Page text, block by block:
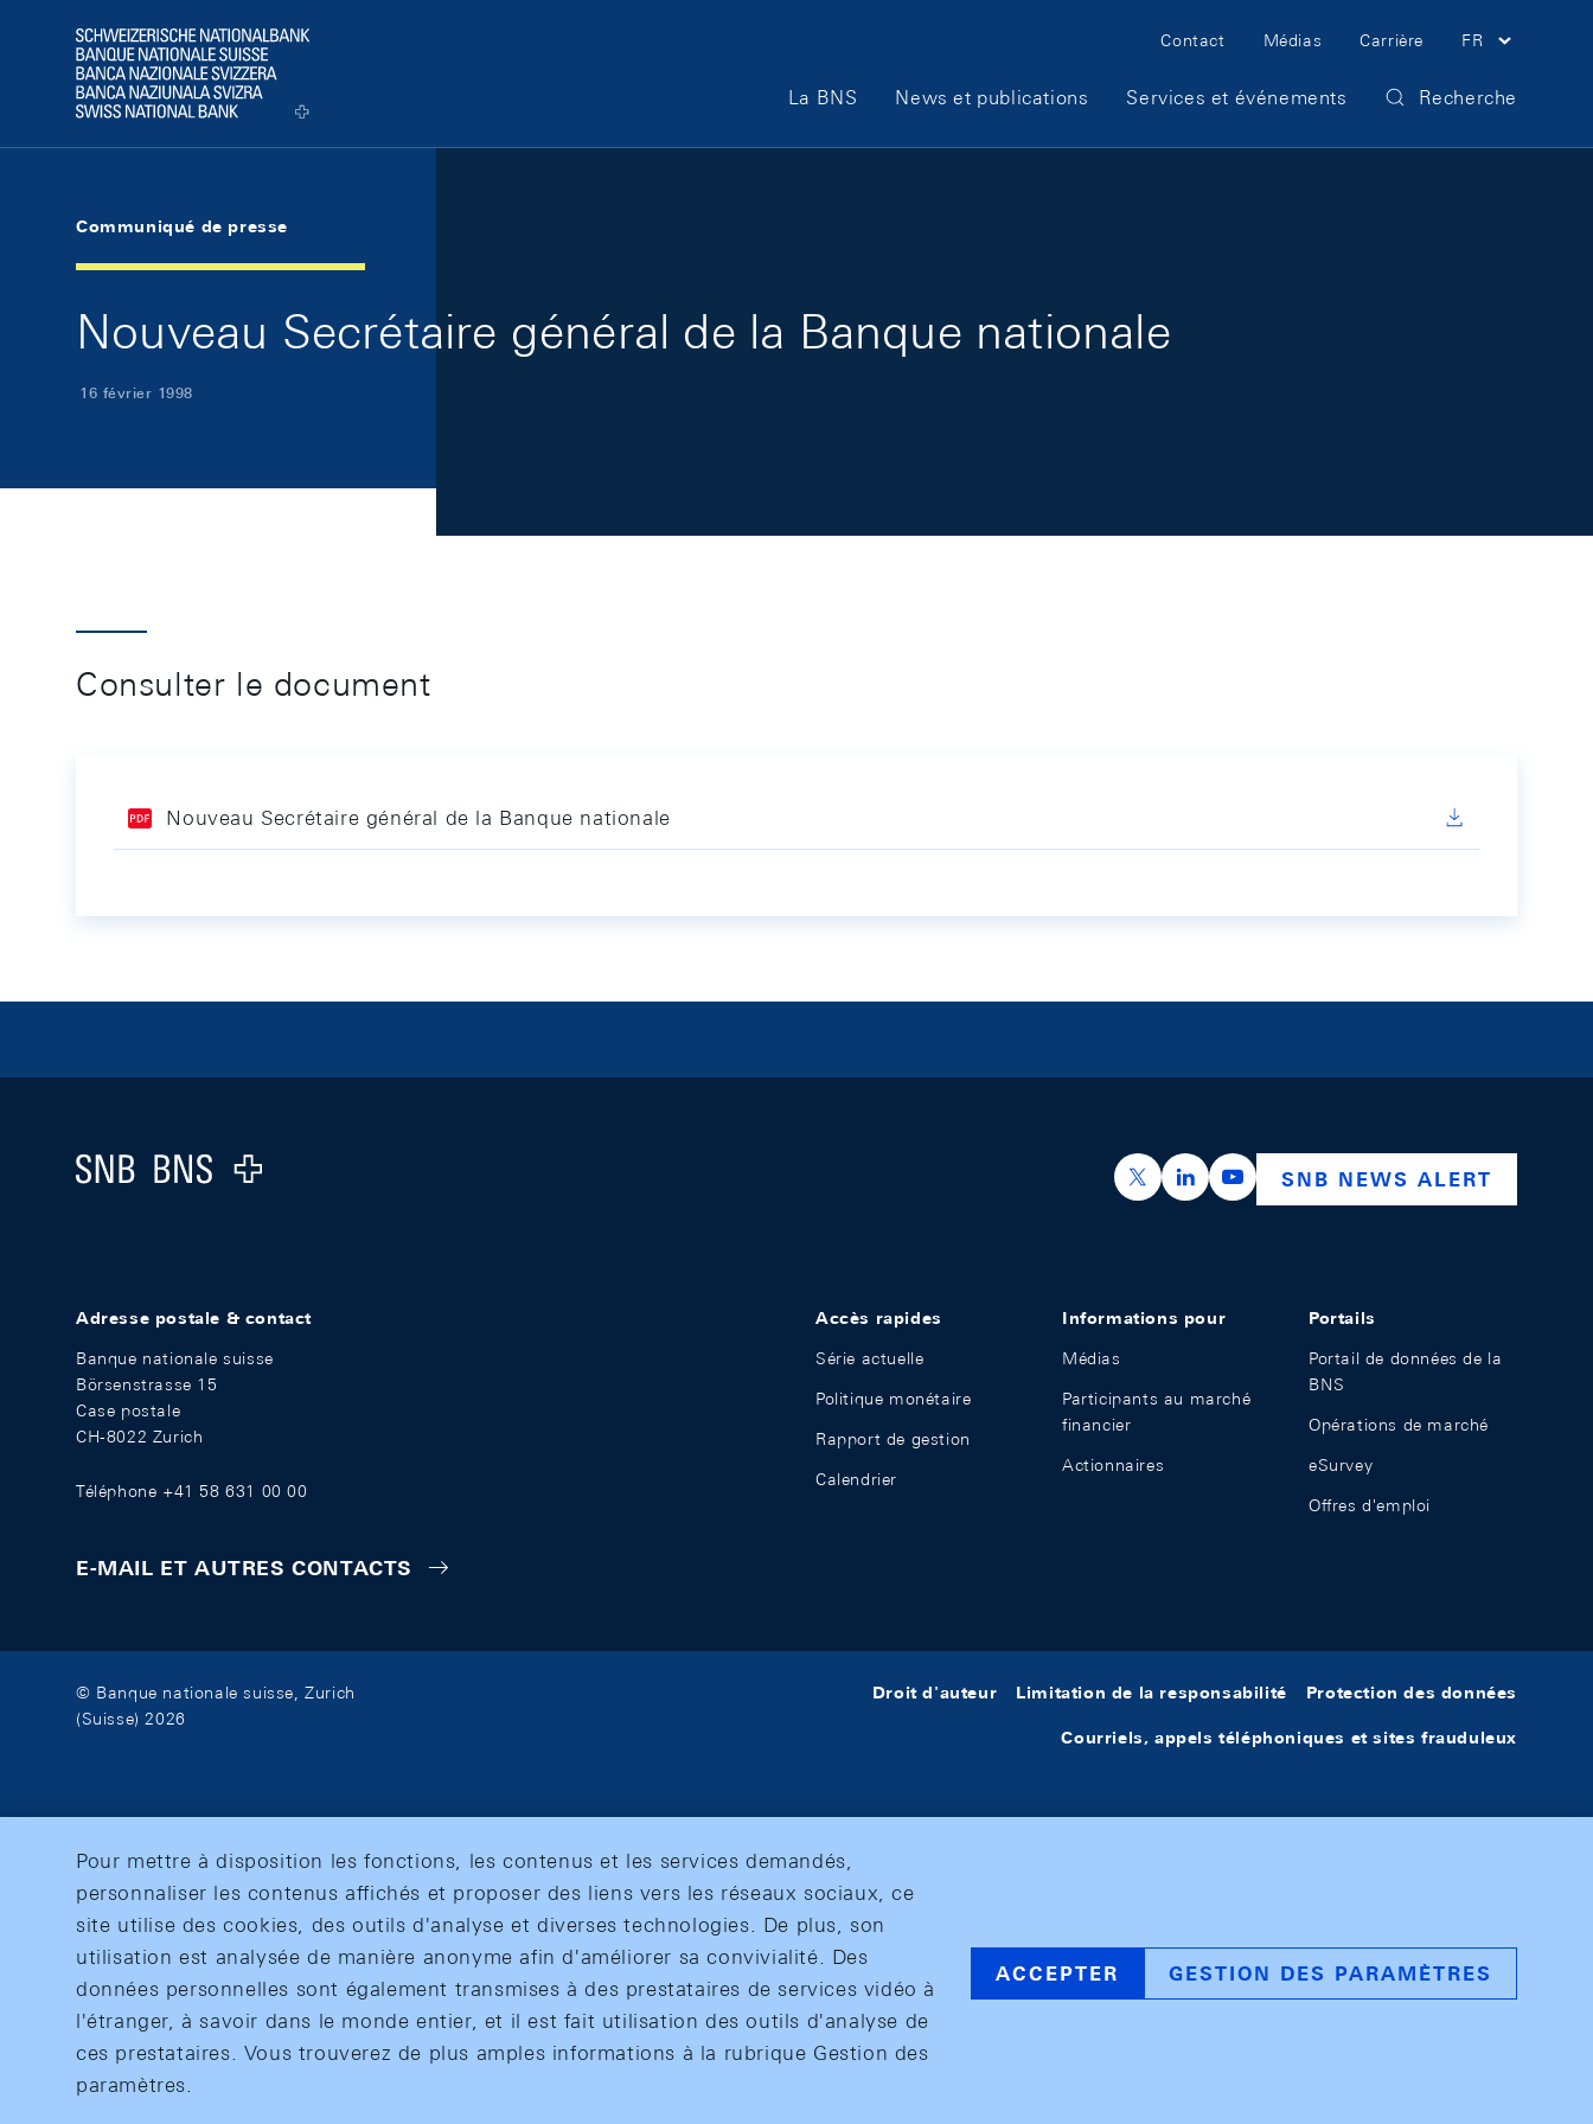
Logo
Meta Navigation
Contact Médias Carrière FR
Main Navigation
La BNS News et publications Services et événements Recherche
Communiqué de presse
Nouveau Secrétaire général de la Banque nationale
16 février 1998
Consulter le document
Nouveau Secrétaire général de la Banque nationale
Logo
https://x.com/snb_bns
https://ch.linkedin.com/company/swiss-
https://www.youtube.com/
SNB NEWS ALERT
Adresse postale & contact
Banque nationale suisse
Börsenstrasse 15
Case postale
CH-8022 Zurich
Téléphone +41 58 631 00 00
E-MAIL ET AUTRES CONTACTS
Accès rapides
Série actuelle
Politique monétaire
Rapport de gestion
Calendrier
Informations pour
Médias
Participants au marché
financier
Actionnaires
Portails
Portail de données de la
BNS
Opérations de marché
eSurvey
Offres d'emploi
© Banque nationale suisse, Zurich
(Suisse) 2026
Droit d'auteur Limitation de la responsabilité Protection des données
Courriels, appels téléphoniques et sites frauduleux
Pour mettre à disposition les fonctions, les contenus et les services demandés,
personnaliser les contenus affichés et proposer des liens vers les réseaux sociaux, ce
site utilise des cookies, des outils d'analyse et diverses technologies. De plus, son
utilisation est analysée de manière anonyme afin d'améliorer sa convivialité. Des
données personnelles sont également transmises à des prestataires de services vidéo à
l'étranger, à savoir dans le monde entier, et il est fait utilisation des outils d'analyse de
ces prestataires. Vous trouverez de plus amples informations à la rubrique Gestion des
paramètres.
ACCEPTER GESTION DES PARAMÈTRES